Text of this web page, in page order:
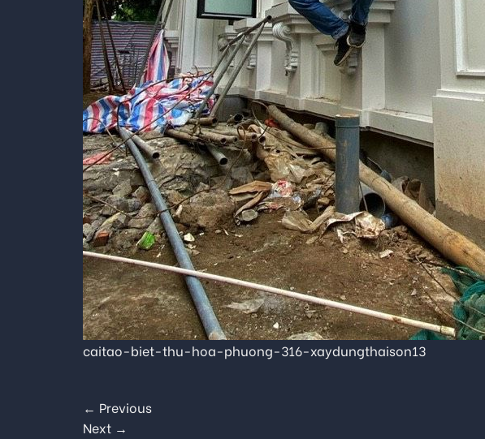
caitao-biet-thu-hoa-phuong-316-xaydungthaison13
← Previous
Next →